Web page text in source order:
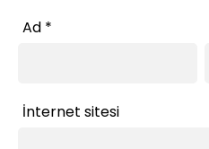
Ad *
İnternet sitesi